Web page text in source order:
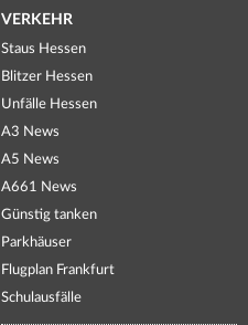
VERKEHR
Staus Hessen
Blitzer Hessen
Unfälle Hessen
A3 News
A5 News
A661 News
Günstig tanken
Parkhäuser
Flugplan Frankfurt
Schulausfälle